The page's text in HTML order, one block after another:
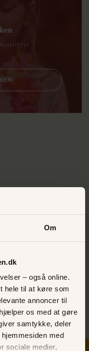
Om
– også online.
hele til at køre som
annoncer til
os med at gøre
samtykke, deler
med
sociale medier,
får du masser